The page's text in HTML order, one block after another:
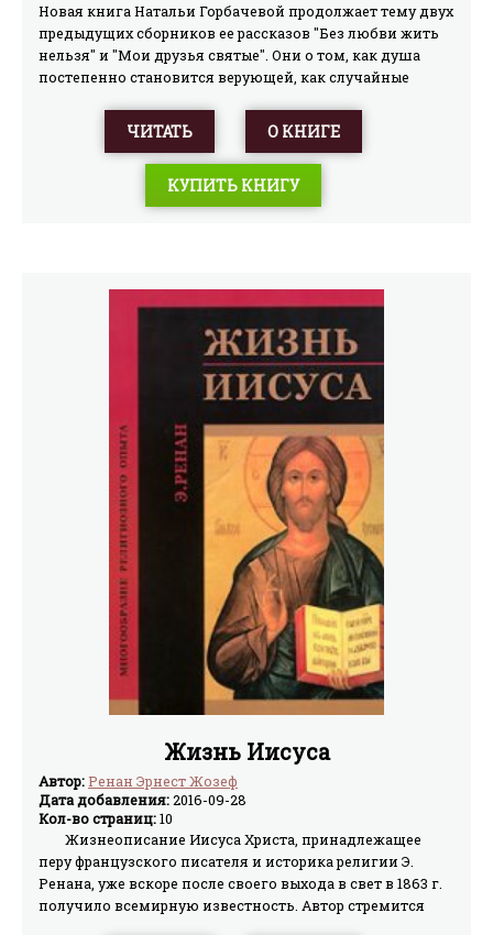
Новая книга Натальи Горбачевой продолжает тему двух
предыдущих сборников ее рассказов "Без любви жить
нельзя" и "Мои друзья святые". Они о том, как душа
постепенно становится верующей, как случайные
необходимыми и закономерными. Известная
писательница свидетельствуя о личном опыте,
доступно и ясно преподносит серьезные духовные
истины. Задевают за живое искренние рассказы о
встречах автора с мудрыми людьми, которые в свое
святыми. Для почитателей Пушкина документальное
эссе автора о его смерти может стать настоящим
откровением... Кто виноват в его смерти становится
вполне очевидным. Погружаясь в рассказы Натальи
Горбачевой, читатель невольно сопереживает
происходящему, собеседует с героями книги, открывая
новые грани души и задумываясь над собственной
ЧИТАТЬ О КНИГЕ
КУПИТЬ КНИГУ
Жизнь Иисуса
Автор:Ренан Эрнест Жозеф
Дата добавления:2016-09-28
Кол-во страниц:10
Жизнеописание Иисуса Христа, принадлежащее
перу французского писателя и историка религии Э.
Ренана, уже вскоре после своего выхода в свет в 1863 г.
получило всемирную известность. Автор стремится